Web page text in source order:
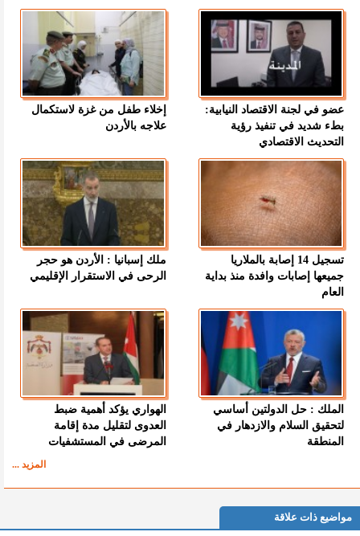
عضو في لجنة الاقتصاد النيابية:
بطء شديد في تنفيذ رؤية
التحديث الاقتصادي
إخلاء طفل من غزة لاستكمال
علاجه بالأردن
تسجيل 14 إصابة بالملاريا
جميعها إصابات وافدة منذ بداية
العام
ملك إسبانيا : الأردن هو حجر
الرحى في الاستقرار الإقليمي
الملك : حل الدولتين أساسي
لتحقيق السلام والازدهار في
المنطقة
الهواري يؤكد أهمية ضبط
العدوى لتقليل مدة إقامة
المرضى في المستشفيات
المزيد ...
مواضيع ذات علاقة